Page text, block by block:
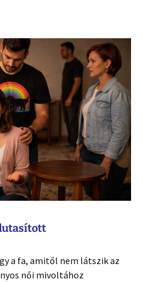
a fa, amitől nem látszik az
női mivoltához